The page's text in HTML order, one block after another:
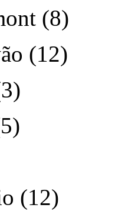
(8)
(12)
(12)